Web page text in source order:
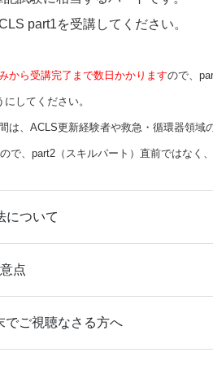
part1を受講してください。
から受講完了まで数日かかりますので、
してください。
は、ACLS更新経験者や救急・循環器領域
で、part2（スキルパート）直前ではなく
について
点
ご視聴なさる方へ